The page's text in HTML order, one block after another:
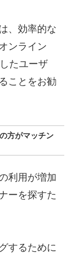
、効率的な
ンライン
たユーザ
ことをお勧
方がマッチン
利用が増加
ーを探すた
するために